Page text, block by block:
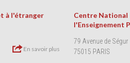
à l'étranger
En savoir plus
Centre National
l'Enseignement
79 Avenue de Ségur
75015 PARIS